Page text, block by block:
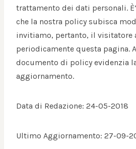
trattamento dei dati personali.
che la nostra policy subisca
invitiamo, pertanto, il visitatore
periodicamente questa pagina.
documento di policy evidenzia
aggiornamento.
Data di Redazione: 24-05-2018
Ultimo Aggiornamento: 27-09-